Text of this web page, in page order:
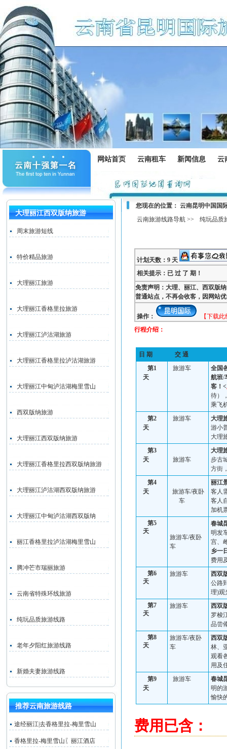
网站首页 云南租车 新闻信息 云
大理丽江西双版纳旅游
周末旅游短线
特价精品旅游
大理丽江旅游
大理丽江香格里拉旅游
大理丽江泸沽湖旅游
大理丽江香格里拉泸沽湖旅游
大理丽江中甸泸沽湖梅里雪山
西双版纳旅游
大理丽江西双版纳旅游
大理丽江香格里拉西双版纳旅游
大理丽江泸沽湖西双版纳旅游
大理丽江中甸泸沽湖西双版纳
丽江香格里拉泸沽湖梅里雪山
腾冲芒市瑞丽旅游
云南省特殊环线旅游
纯玩品质旅游线路
老年夕阳红旅游线路
新婚夫妻旅游线路
推荐云南旅游线路
途经丽江|去香格里拉-梅里雪山
香格里拉-梅里雪山〖丽江酒店
您现在的位置： 云南昆明中国国
云南旅游线路导航 >>
纯玩品质
计划天数：9 天
相关提示：已 过 了 期！
免责声明：大理、丽江、西双版
普通站点，不再会收客，因网站
操作：
【下载
行程介绍：
日 期
交 通
第1
天
旅游车
全国
航班/
客！<
待）
乘飞
第2
天
旅游车 大理
游小
大理
第3
天
旅游车
大理
步古
方街
第4
天
旅游车/夜卧
车
丽江
客人
客人
加机
第5
天
旅游车/夜卧
车
春城
明发
宫、
乡一
费用
第6
天
旅游车
西双
公路
理)观
第7
天
旅游车
西双
罗梭
品尝
第8
天
旅游车/夜卧
车
西双
林、
观看
用及
第9
天
旅游车 春城
明的
愉快
费用已含：